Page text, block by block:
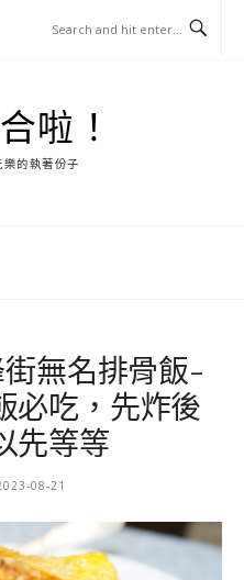
啦！
的執著份子
無名排骨飯-
必吃，先炸後
先等等
08-21